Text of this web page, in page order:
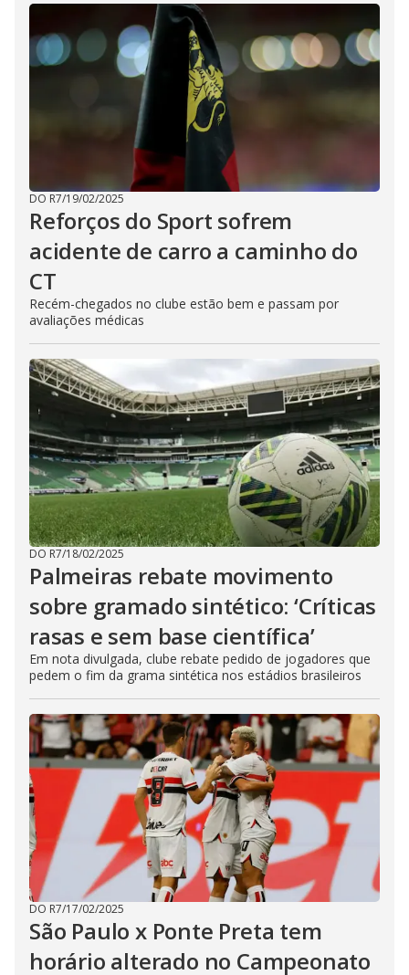
DO R7/19/02/2025
Reforços do Sport sofrem
acidente de carro a caminho do
CT
Recém-chegados no clube estão bem e passam por
avaliações médicas
DO R7/18/02/2025
Palmeiras rebate movimento
sobre gramado sintético: ‘Críticas
rasas e sem base científica’
Em nota divulgada, clube rebate pedido de jogadores que
pedem o fim da grama sintética nos estádios brasileiros
DO R7/17/02/2025
São Paulo x Ponte Preta tem
horário alterado no Campeonato